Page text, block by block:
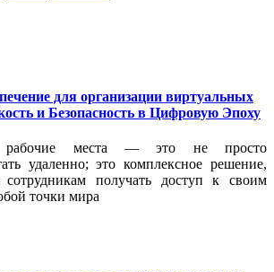
для организации виртуальных
и Безопасность в Цифровую Эпоху
рабочие места — это не просто
удаленно; это комплексное решение,
сотрудникам получать доступ к своим
точки мира